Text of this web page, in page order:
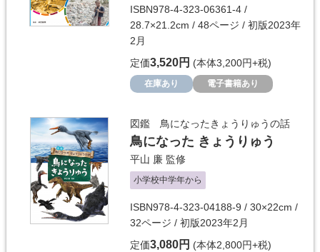
ISBN978-4-323-06361-4 /
28.7×21.2cm / 48ページ / 初版2023年
2月
定価3,520円 (本体3,200円+税)
在庫あり 電子書籍あり
図鑑 鳥になったきょうりゅうの話
鳥になった きょうりゅう
平山 廉 監修
小学校中学年から
ISBN978-4-323-04188-9 / 30×22cm /
32ページ / 初版2023年2月
定価3,080円 (本体2,800円+税)